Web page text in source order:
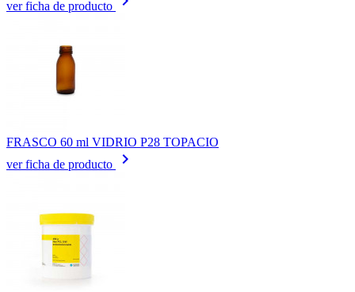
ver ficha de producto
FRASCO 60 ml VIDRIO P28 TOPACIO
ver ficha de producto
keyboard_arrow_right